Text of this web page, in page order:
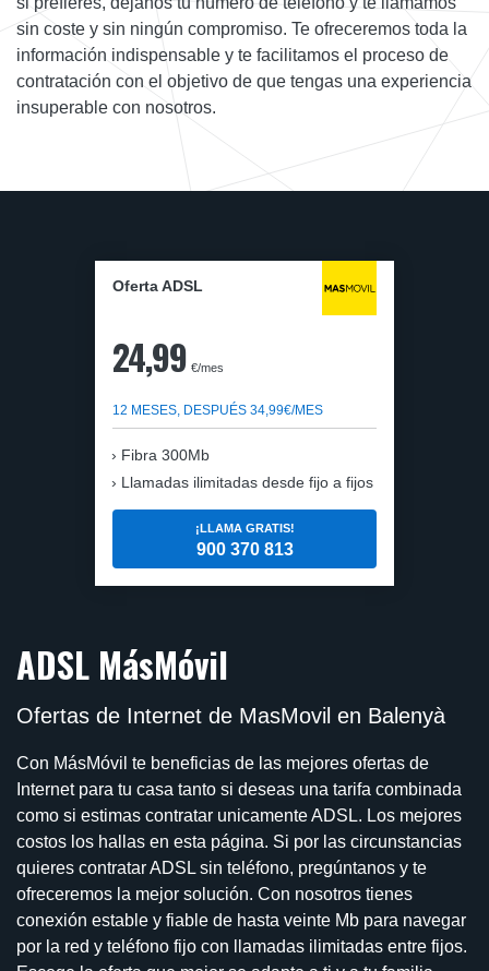
sin coste y sin ningún compromiso. Te ofreceremos toda la
información indispensable y te facilitamos el proceso de
contratación con el objetivo de que tengas una experiencia
insuperable con nosotros.
Oferta ADSL
24,99 €/mes
12 MESES, DESPUÉS 34,99€/MES
Fibra 300Mb
Llamadas ilimitadas desde fijo a fijos
¡LLAMA GRATIS!
900 370 813
ADSL MásMóvil
Ofertas de Internet de MasMovil en Balenyà
Con MásMóvil te beneficias de las mejores ofertas de
Internet para tu casa tanto si deseas una tarifa combinada
como si estimas contratar unicamente ADSL. Los mejores
costos los hallas en esta página. Si por las circunstancias
quieres contratar ADSL sin teléfono, pregúntanos y te
ofreceremos la mejor solución. Con nosotros tienes
conexión estable y fiable de hasta veinte Mb para navegar
por la red y teléfono fijo con llamadas ilimitadas entre fijos.